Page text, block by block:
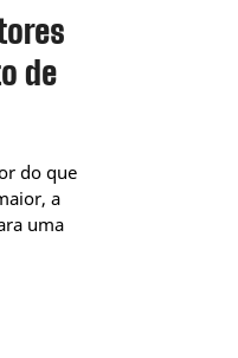
de
do que
a
uma